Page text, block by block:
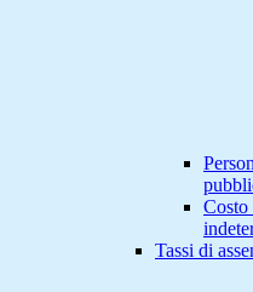
Costo
Tassi di